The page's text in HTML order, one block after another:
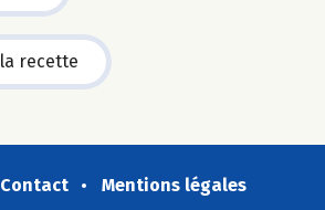
recette
Contact
Mentions légales